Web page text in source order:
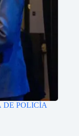
DE POLICÍA